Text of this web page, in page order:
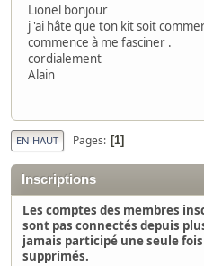
Inscriptions
Les comptes des membres
sont pas connectés depuis
jamais participé une seule
supprimés.
Lionel bonjour
j 'ai hâte que ton kit soit
commence à me fasciner .
cordialement
Alain
EN HAUT Pages 1